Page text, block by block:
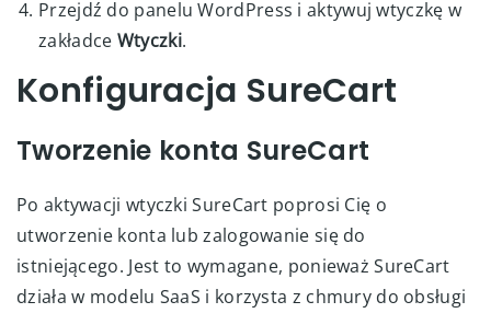
Przejdź do panelu WordPress i aktywuj wtyczkę w
zakładce Wtyczki.
Konfiguracja SureCart
Tworzenie konta SureCart
Po aktywacji wtyczki SureCart poprosi Cię o
utworzenie konta lub zalogowanie się do
istniejącego. Jest to wymagane, ponieważ SureCart
działa w modelu SaaS i korzysta z chmury do obsługi